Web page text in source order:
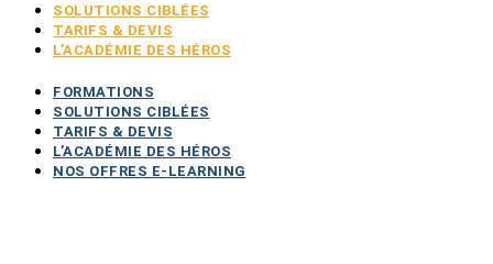
SOLUTIONS CIBLÉES
TARIFS & DEVIS
L’ACADÉMIE DES HÉROS
FORMATIONS
SOLUTIONS CIBLÉES
TARIFS & DEVIS
L’ACADÉMIE DES HÉROS
NOS OFFRES E-LEARNING